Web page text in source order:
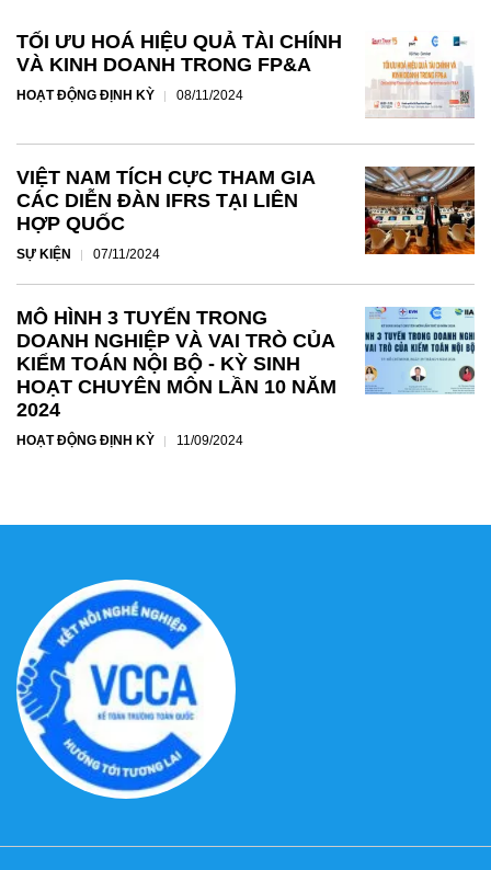
TỐI ƯU HOÁ HIỆU QUẢ TÀI CHÍNH
VÀ KINH DOANH TRONG FP&A
HOẠT ĐỘNG ĐỊNH KỲ 08/11/2024
VIỆT NAM TÍCH CỰC THAM GIA
CÁC DIỄN ĐÀN IFRS TẠI LIÊN
HỢP QUỐC
SỰ KIỆN 07/11/2024
MÔ HÌNH 3 TUYẾN TRONG
DOANH NGHIỆP VÀ VAI TRÒ CỦA
KIỂM TOÁN NỘI BỘ - KỲ SINH
HOẠT CHUYÊN MÔN LẦN 10 NĂM
2024
HOẠT ĐỘNG ĐỊNH KỲ 11/09/2024